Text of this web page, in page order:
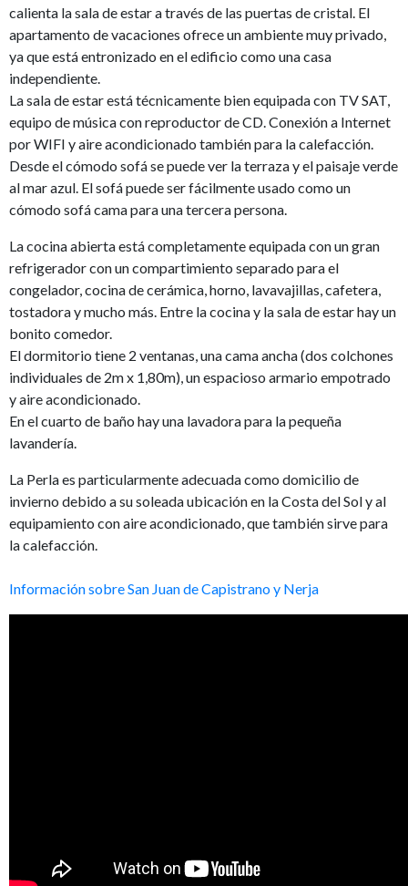
calienta la sala de estar a través de las puertas de cristal. El
apartamento de vacaciones ofrece un ambiente muy privado,
ya que está entronizado en el edificio como una casa
independiente.
La sala de estar está técnicamente bien equipada con TV SAT,
equipo de música con reproductor de CD. Conexión a Internet
por WIFI y aire acondicionado también para la calefacción.
Desde el cómodo sofá se puede ver la terraza y el paisaje verde
al mar azul. El sofá puede ser fácilmente usado como un
cómodo sofá cama para una tercera persona.
La cocina abierta está completamente equipada con un gran
refrigerador con un compartimiento separado para el
congelador, cocina de cerámica, horno, lavavajillas, cafetera,
tostadora y mucho más. Entre la cocina y la sala de estar hay un
bonito comedor.
El dormitorio tiene 2 ventanas, una cama ancha (dos colchones
individuales de 2m x 1,80m), un espacioso armario empotrado
y aire acondicionado.
En el cuarto de baño hay una lavadora para la pequeña
lavandería.
La Perla es particularmente adecuada como domicilio de
invierno debido a su soleada ubicación en la Costa del Sol y al
equipamiento con aire acondicionado, que también sirve para
la calefacción.
Información sobre San Juan de Capistrano y Nerja